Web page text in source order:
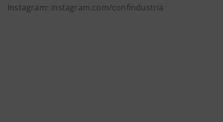
Instagram: instagram.com/confindustria